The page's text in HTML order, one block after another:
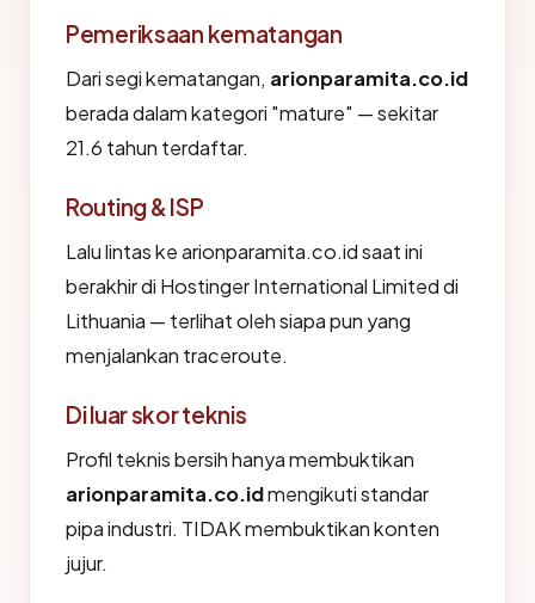
Pemeriksaan kematangan
Dari segi kematangan, arionparamita.co.id
berada dalam kategori "mature" — sekitar
21.6 tahun terdaftar.
Routing & ISP
Lalu lintas ke arionparamita.co.id saat ini
berakhir di Hostinger International Limited di
Lithuania — terlihat oleh siapa pun yang
menjalankan traceroute.
Di luar skor teknis
Profil teknis bersih hanya membuktikan
arionparamita.co.idmengikuti standar
pipa industri. TIDAK membuktikan konten
jujur.